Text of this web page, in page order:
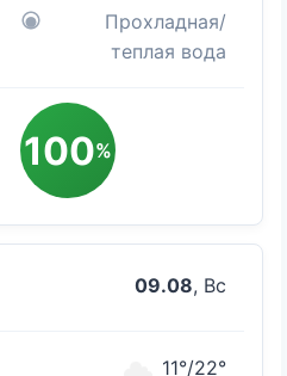
Прохладная/
теплая вода
100%
09.08, Вс
11°/22°